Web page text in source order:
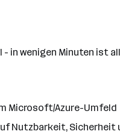
- in wenigen Minuten ist
Microsoft/Azure-Umfeld
Nutzbarkeit,